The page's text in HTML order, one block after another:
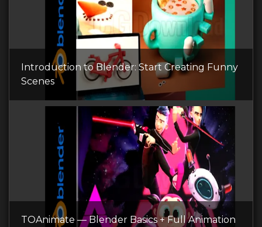
Introduction to Blender: Start Creating Funny
Scenes
TOAnimate — Blender Basics + Full Animation